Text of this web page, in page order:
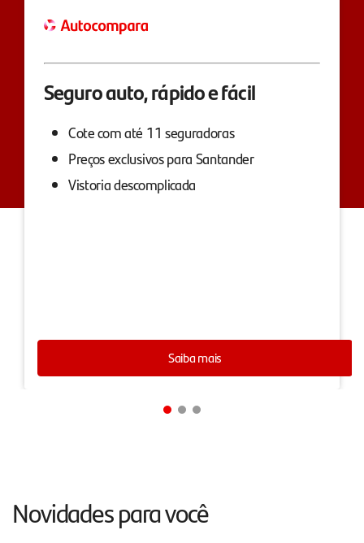
Seguro auto, rápido e fácil
Cote com até 11 seguradoras
Preços exclusivos para Santander
Vistoria descomplicada
Saiba mais
Novidades para você